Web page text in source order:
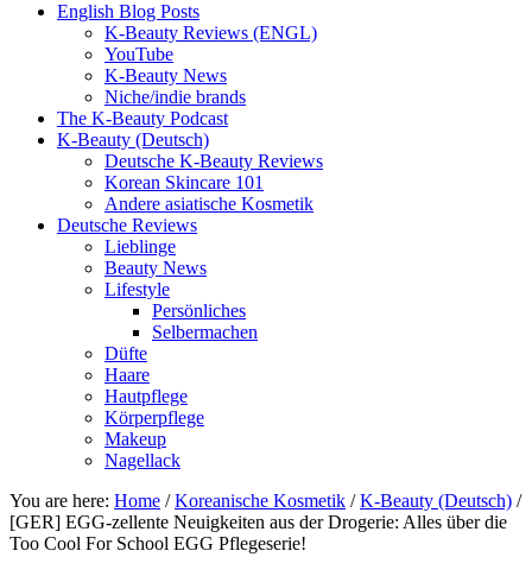
English Blog Posts
K-Beauty Reviews (ENGL)
YouTube
K-Beauty News
Niche/indie brands
The K-Beauty Podcast
K-Beauty (Deutsch)
Deutsche K-Beauty Reviews
Korean Skincare 101
Andere asiatische Kosmetik
Deutsche Reviews
Lieblinge
Beauty News
Lifestyle
Persönliches
Selbermachen
Düfte
Haare
Hautpflege
Körperpflege
Makeup
Nagellack
You are here: Home / Koreanische Kosmetik / K-Beauty (Deutsch) /
[GER] EGG-zellente Neuigkeiten aus der Drogerie: Alles über die
Too Cool For School EGG Pflegeserie!